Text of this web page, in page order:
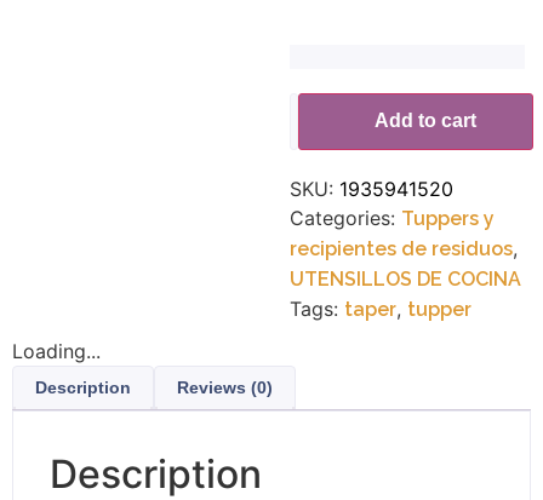
Add to cart
Alternative:
SKU: 1935941520
Categories: Tuppers y
recipientes de residuos,
UTENSILLOS DE COCINA
Tags: taper, tupper
Loading...
Description Reviews (0)
Description